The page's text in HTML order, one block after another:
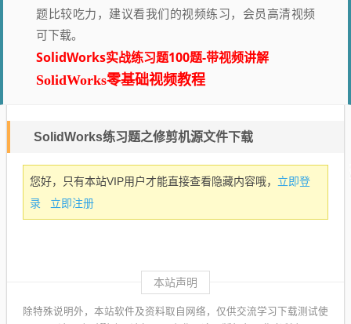
题比较吃力，建议看我们的视频练习，会员高清视频
可下载。
SolidWorks实战练习题100题-带视频讲解
SolidWorks零基础视频教程
SolidWorks练习题之修剪机源文件下载
您好，只有本站VIP用户才能直接查看隐藏内容哦， 立即登
录
立即注册
本站声明
除特殊说明外，本站软件及资料取自网络，仅供交流学习下载测试使